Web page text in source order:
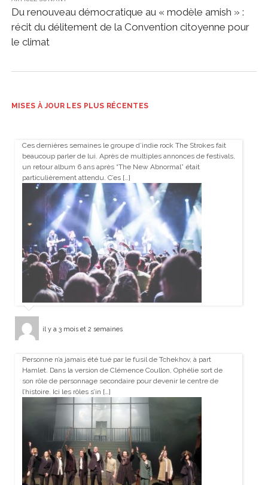
Du renouveau démocratique au « modèle amish » :
récit du délitement de la Convention citoyenne pour
le climat
MISES À JOUR LES PLUS RÉCENTES
Ces dernières semaines le groupe d’indie rock The Strokes fait
beaucoup parler de lui. Après de multiples annonces de festivals,
un retour album 6 ans après “The New Abnormal” était
particulièrement attendu. C’es […]
il y a 3 mois et 2 semaines
Personne n’a jamais été tué par le fusil de Tchekhov, à part
Hamlet. Dans la version de Clémence Coullon, Ophélie sort de
son rôle de personnage secondaire pour devenir le centre de
l’histoire. Ici les rôles s’in […]